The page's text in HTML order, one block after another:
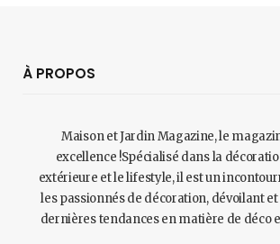
À PROPOS
Maison et Jardin Magazine, le
excellence !Spécialisé dans la
extérieure et le lifestyle, il est un
les passionnés de décoration, dévoilant
dernières tendances en matière de déco